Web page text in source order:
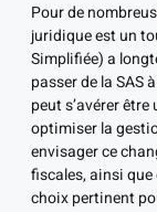
Pour de
juridique est un
Simplifiée) a
passer de la SAS
peut s’avérer
optimiser la
envisager ce
fiscales, ainsi
choix pertinent